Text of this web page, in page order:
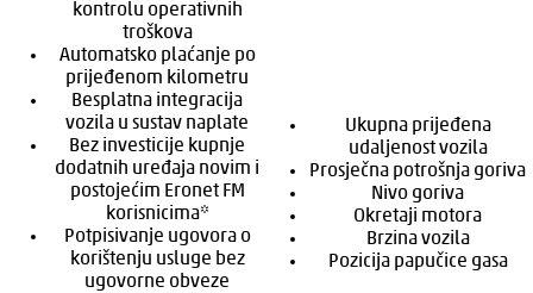
kontrolu operativnih
troškova
Automatsko plaćanje po
prijeđenom kilometru
Besplatna integracija
vozila u sustav naplate
Bez investicije kupnje
dodatnih uređaja novim i
postojećim Eronet FM
korisnicima*
Potpisivanje ugovora o
korištenju usluge bez
ugovorne obveze
Ukupna prijeđena
udaljenost vozila
Prosječna potrošnja goriva
Nivo goriva
Okretaji motora
Brzina vozila
Pozicija papučice gasa